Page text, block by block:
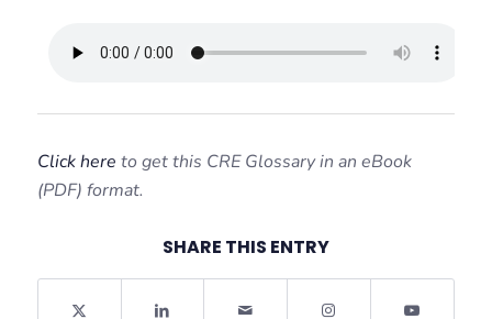
Click here to get this CRE Glossary in an eBook
(PDF) format.
SHARE THIS ENTRY